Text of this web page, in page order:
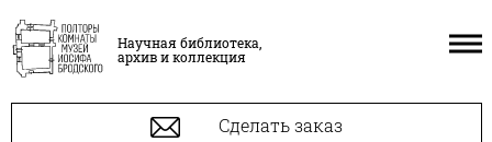
Научная библиотека,
архив и коллекция
Сделать заказ